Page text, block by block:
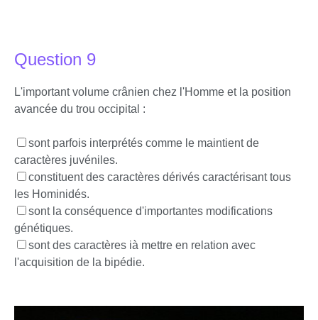
Question 9
L'important volume crânien chez l'Homme et la position
avancée du trou occipital :
sont parfois interprétés comme le maintient de
caractères juvéniles.
constituent des caractères dérivés caractérisant tous
les Hominidés.
sont la conséquence d'importantes modifications
génétiques.
sont des caractères ià mettre en relation avec
l'acquisition de la bipédie.